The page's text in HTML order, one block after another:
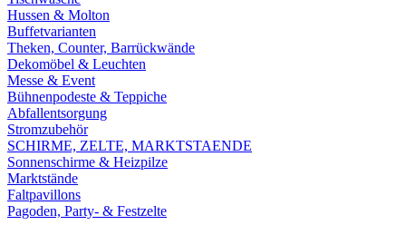
Hussen & Molton
Buffetvarianten
Theken, Counter, Barrückwände
Dekomöbel & Leuchten
Messe & Event
Bühnenpodeste & Teppiche
Abfallentsorgung
Stromzubehör
SCHIRME, ZELTE, MARKTSTAENDE
Sonnenschirme & Heizpilze
Marktstände
Faltpavillons
Pagoden, Party- & Festzelte